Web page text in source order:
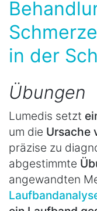
in der
Übungen
Lumedis setzt
um die Ursache
präzise zu
abgestimmte
angewandten